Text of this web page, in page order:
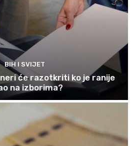
BIH I SVIJET
će razotkriti ko je ranije
na izborima?